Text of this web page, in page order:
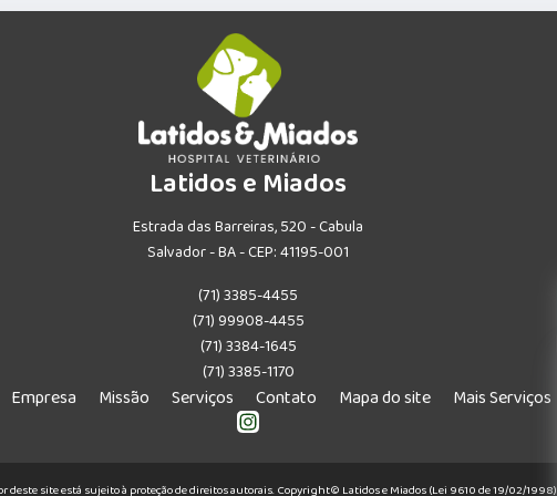
Latidos e Miados
Estrada das Barreiras, 520 - Cabula
Salvador - BA - CEP: 41195-001
(71) 3385-4455
(71) 99908-4455
(71) 3384-1645
(71) 3385-1170
Empresa Missão Serviços Contato Mapa do site Mais Serviços
deste site está sujeito à proteção de direitos autorais. Copyright© Latidos e Miados (Lei 9610 de 19/02/1998)